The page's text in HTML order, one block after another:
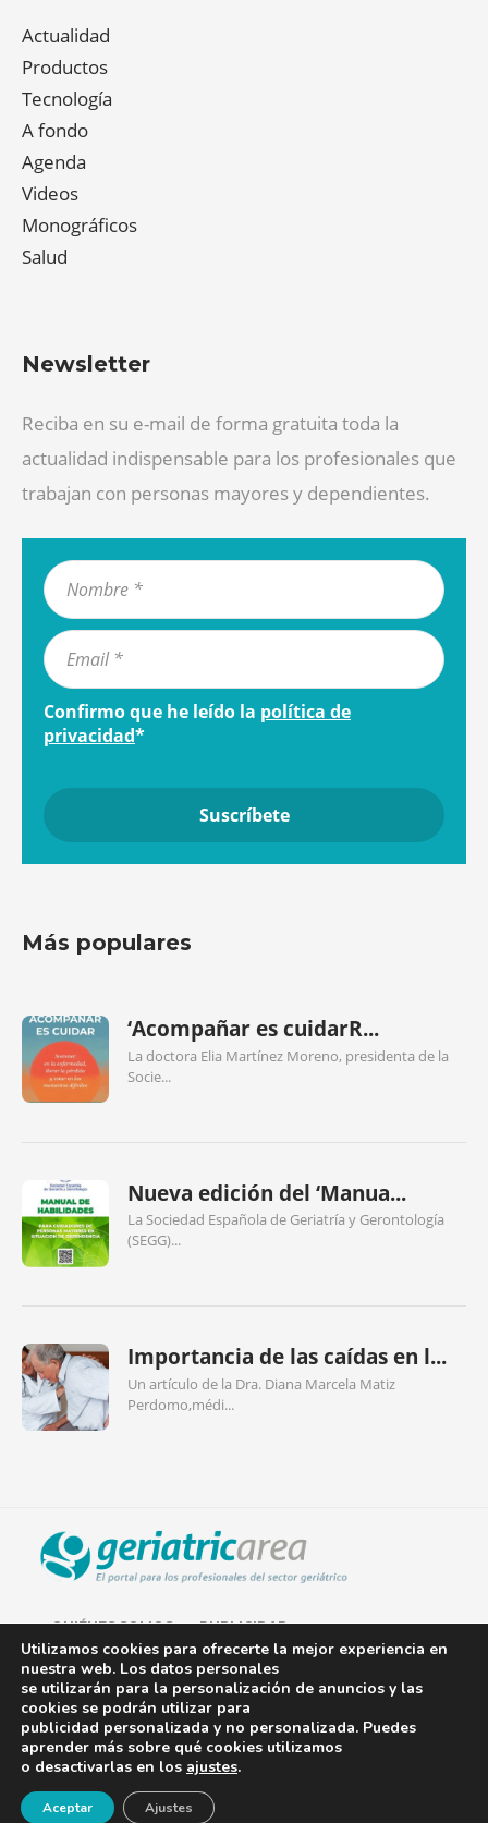
Actualidad
Productos
Tecnología
A fondo
Agenda
Videos
Monográficos
Salud
Newsletter
Reciba en su e-mail de forma gratuita toda la
actualidad indispensable para los profesionales que
trabajan con personas mayores y dependientes.
Confirmo que he leído la política de
privacidad*
Más populares
‘Acompañar es cuidarR...
La doctora Elia Martínez Moreno, presidenta de la
Socie...
Nueva edición del ‘Manua...
La Sociedad Española de Geriatría y Gerontología
(SEGG)...
Importancia de las caídas en l...
Un artículo de la Dra. Diana Marcela Matiz
Perdomo,médi...
QUIÉNES SOMOS PUBLICIDAD
AVISO LEGAL
POLÍTICA DE COOKIES
POLÍTICA DE PRIVACIDAD
CONTACTO¡Newsletter!
Utilizamos cookies para ofrecerte la mejor experiencia en
nuestra web. Los datos personales
se utilizarán para la personalización de anuncios y las
cookies se podrán utilizar para
publicidad personalizada y no personalizada. Puedes
aprender más sobre qué cookies utilizamos
o desactivarlas en los ajustes.
Aceptar Ajustes